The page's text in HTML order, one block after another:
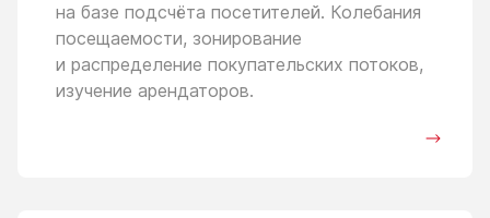
на базе подсчёта посетителей. Колебания
посещаемости, зонирование
и распределение покупательских потоков,
изучение арендаторов.